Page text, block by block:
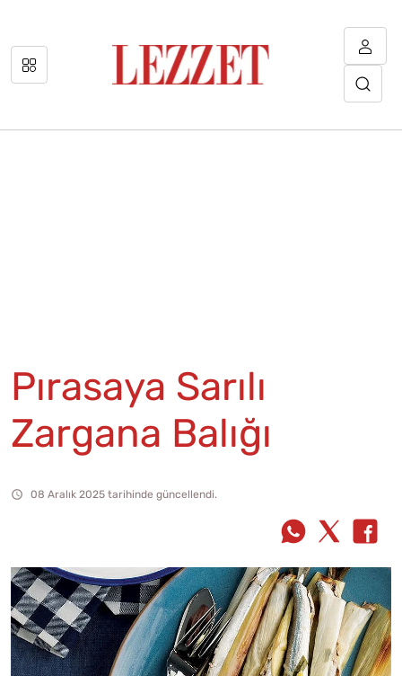
Pırasaya Sarılı
Zargana Balığı
08 Aralık 2025 tarihinde güncellendi.